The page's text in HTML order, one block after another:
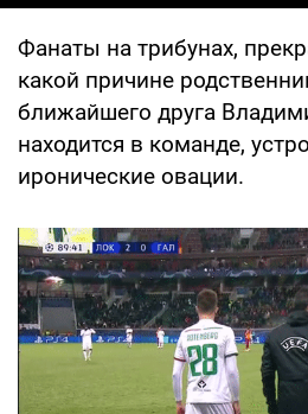
Фанаты на трибунах,
какой причине
ближайшего друга
находится в команде,
иронические овации.